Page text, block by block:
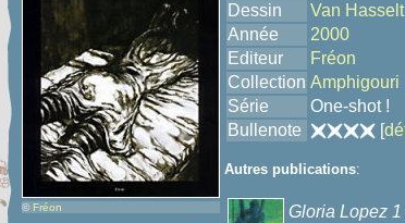
© Fréon
Dessin
Van
Année
2000
Editeur
Fréon
Collection Amphigouri
Série
One-shot !
Bullenote
[
Autres publications:
Gloria Lopez 1